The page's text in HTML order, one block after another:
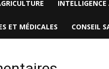
INTELLIGENCE
ET MÉDICALES CONSEIL